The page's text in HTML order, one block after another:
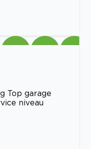
Top garage
niveau